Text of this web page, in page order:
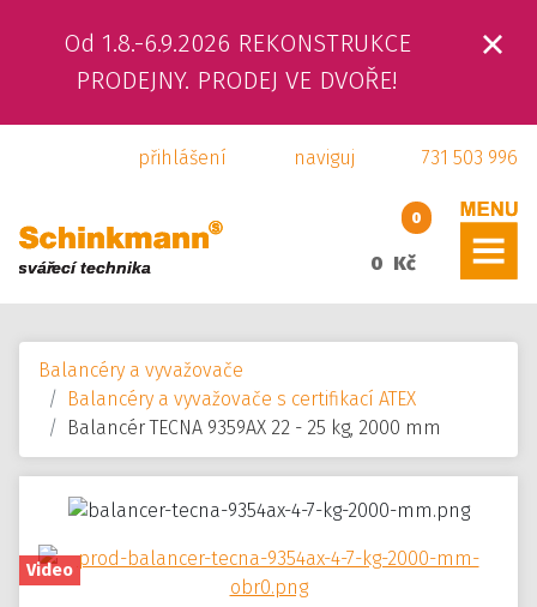
Od 1.8.-6.9.2026 REKONSTRUKCE
PRODEJNY. PRODEJ VE DVOŘE!
731 503 996
naviguj
přihlášení
0
0 Kč
ÚVOD
KAMENNÁ PRODEJNA
KONTAKTY
Balancéry a vyvažovače
Balancéry a vyvažovače s certifikací ATEX
Balancér TECNA 9359AX 22 - 25 kg, 2000 mm
Video